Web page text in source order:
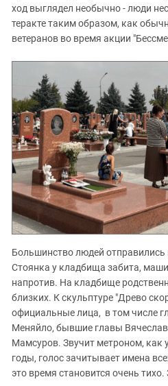
ход выглядел необычно - люди
теракте таким образом, как
ветеранов во время акции
Большинство людей
Стоянка у кладбища забита,
напротив. На кладбище
близких. К скульптуре "Древо
официальные лица, в том числе
Меняйло, бывшие главы
Мамсуров. Звучит метроном, как
годы, голос зачитывает имена
это время становится очень